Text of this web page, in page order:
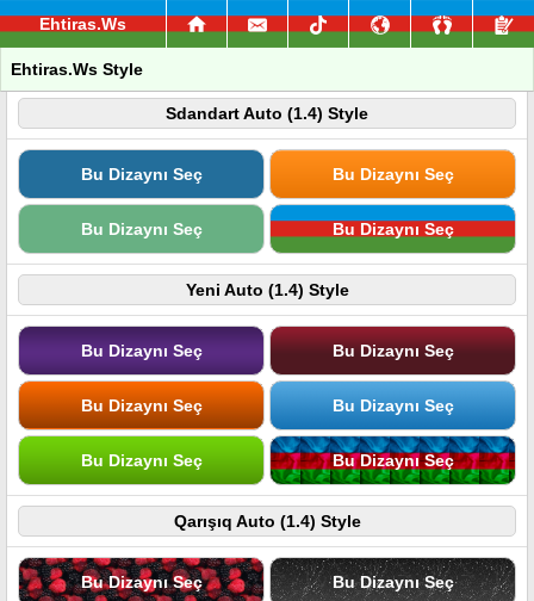
Ehtiras.Ws
Ehtiras.Ws Style
Sdandart Auto (1.4) Style
Bu Dizaynı Seç Bu Dizaynı Seç
Bu Dizaynı Seç Bu Dizaynı Seç
Yeni Auto (1.4) Style
Bu Dizaynı Seç Bu Dizaynı Seç
Bu Dizaynı Seç Bu Dizaynı Seç
Bu Dizaynı Seç Bu Dizaynı Seç
Qarışıq Auto (1.4) Style
Bu Dizaynı Seç Bu Dizaynı Seç